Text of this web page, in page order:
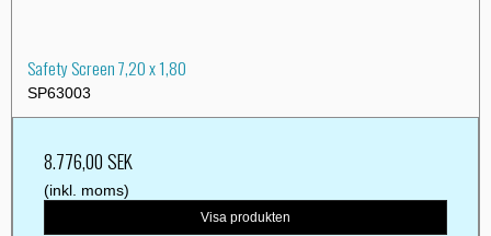
Safety Screen 7,20 x 1,80
SP63003
8.776,00 SEK
(inkl. moms)
Visa produkten